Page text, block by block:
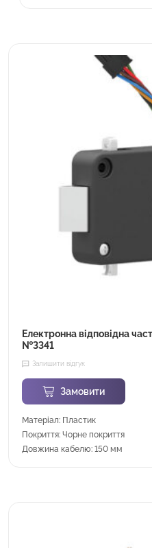
Електронна відповідна
№3341
Залишити відгук
Замовити
Матеріал: Пластик
Покриття: Чорне покриття
Довжина кабелю: 150 мм